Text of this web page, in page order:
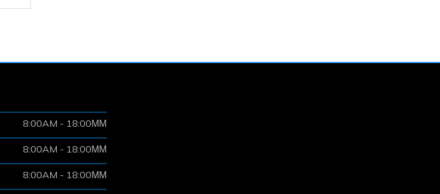
8:00AM - 18:00ΜΜ
8:00AM - 18:00ΜΜ
8:00AM - 18:00ΜΜ